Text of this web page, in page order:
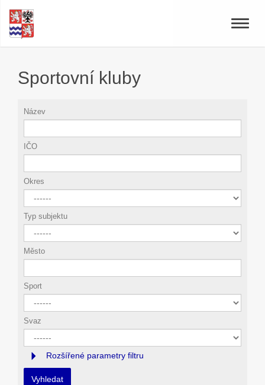
Toggle
Sportovní kluby
Název
IČO
Okres
Typ subjektu
Město
Sport
Svaz
Rozšířené parametry filtru
Vyhledat